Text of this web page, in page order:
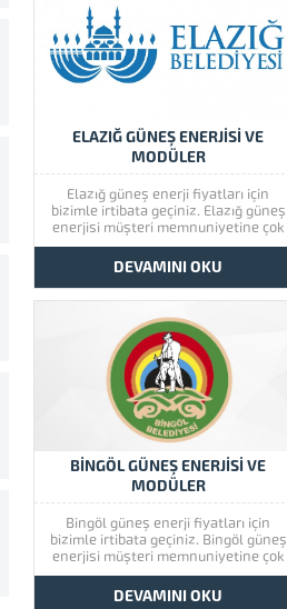
ELAZIĞ GÜNEŞ ENERJİSİ VE
MODÜLER
Elazığ güneş enerji fiyatları için
bizimle irtibata geçiniz. Elazığ güneş
enerjisi müşteri memnuniyetine çok
önem vermektedir. Elazığ güneş
enerjisinin kaliteli ürünlerini görmek
için lütfen ürünlerimize bir göz atınız.
Türkiye’de başta güney doğu olmak
vermekteyiz. Tüm soru,...
DEVAMINI OKU
BİNGÖL GÜNEŞ ENERJİSİ VE
MODÜLER
Bingöl güneş enerji fiyatları için
bizimle irtibata geçiniz. Bingöl güneş
enerjisi müşteri memnuniyetine çok
önem vermektedir. Bingöl güneş
enerjisinin kaliteli ürünlerini görmek
DEVAMINI OKU